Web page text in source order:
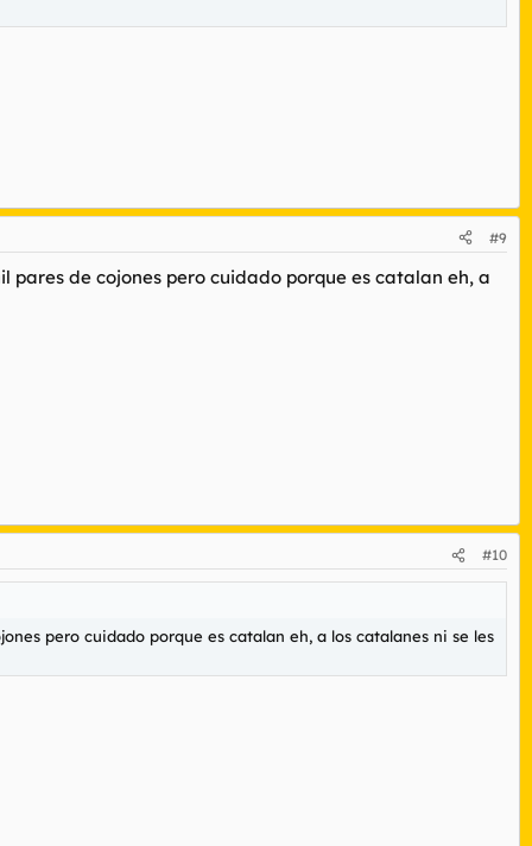
#9
de cojones pero cuidado porque es catalan eh, a
#10
pero cuidado porque es catalan eh, a los catalanes ni se les